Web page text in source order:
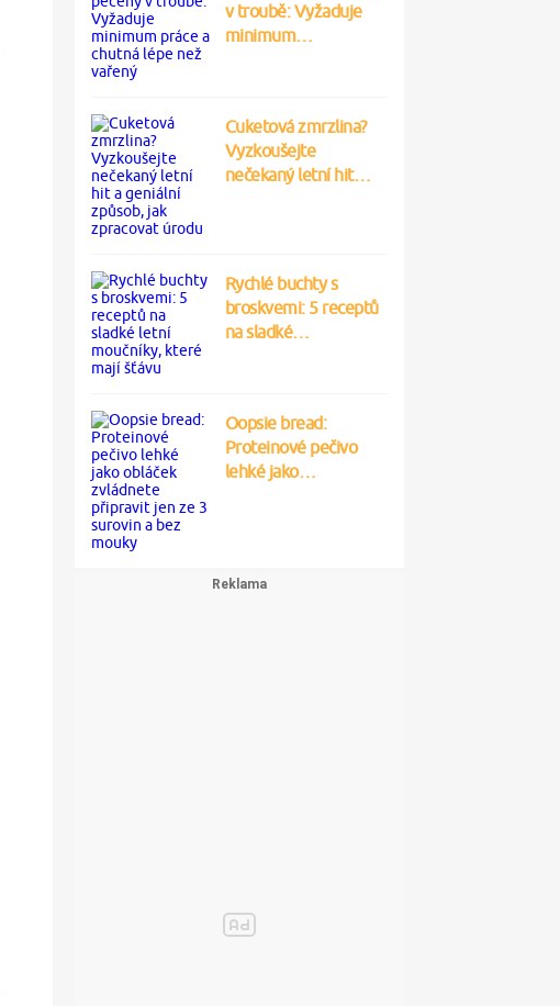
v troubě: Vyžaduje
minimum…
Cuketová zmrzlina?
Vyzkoušejte
nečekaný letní hit…
Rychlé buchty s
broskvemi: 5 receptů
na sladké…
Oopsie bread:
Proteinové pečivo
lehké jako…